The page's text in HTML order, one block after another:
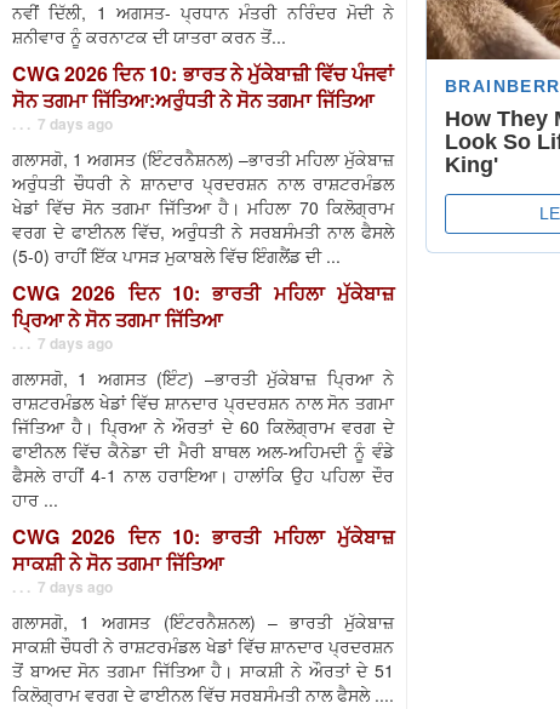
ਨਵੀਂ ਦਿੱਲੀ, 1 ਅਗਸਤ- ਪ੍ਰਧਾਨ ਮੰਤਰੀ ਨਰਿੰਦਰ ਮੋਦੀ ਨੇ
ਸ਼ਨੀਵਾਰ ਨੂੰ ਕਰਨਾਟਕ ਦੀ ਯਾਤਰਾ ਕਰਨ ਤੋਂ...
CWG 2026 ਦਿਨ 10: ਭਾਰਤ ਨੇ ਮੁੱਕੇਬਾਜ਼ੀ ਵਿੱਚ ਪੰਜਵਾਂ
ਸੋਨ ਤਗਮਾ ਜਿੱਤਿਆ:ਅਰੁੰਧਤੀ ਨੇ ਸੋਨ ਤਗਮਾ ਜਿੱਤਿਆ
. . . 7 days ago
ਗਲਾਸਗੋ, 1 ਅਗਸਤ (ਇੰਟਰਨੈਸ਼ਨਲ) –ਭਾਰਤੀ ਮਹਿਲਾ ਮੁੱਕੇਬਾਜ਼
ਅਰੁੰਧਤੀ ਚੌਧਰੀ ਨੇ ਸ਼ਾਨਦਾਰ ਪ੍ਰਦਰਸ਼ਨ ਨਾਲ ਰਾਸ਼ਟਰਮੰਡਲ
ਖੇਡਾਂ ਵਿੱਚ ਸੋਨ ਤਗਮਾ ਜਿੱਤਿਆ ਹੈ। ਮਹਿਲਾ 70 ਕਿਲੋਗ੍ਰਾਮ
ਵਰਗ ਦੇ ਫਾਈਨਲ ਵਿੱਚ, ਅਰੁੰਧਤੀ ਨੇ ਸਰਬਸੰਮਤੀ ਨਾਲ ਫੈਸਲੇ
(5-0) ਰਾਹੀਂ ਇੱਕ ਪਾਸੜ ਮੁਕਾਬਲੇ ਵਿੱਚ ਇੰਗਲੈਂਡ ਦੀ ...
CWG 2026 ਦਿਨ 10: ਭਾਰਤੀ ਮਹਿਲਾ ਮੁੱਕੇਬਾਜ਼
ਪ੍ਰਿਆ ਨੇ ਸੋਨ ਤਗਮਾ ਜਿੱਤਿਆ
. . . 7 days ago
ਗਲਾਸਗੋ, 1 ਅਗਸਤ (ਇੰਟ) –ਭਾਰਤੀ ਮੁੱਕੇਬਾਜ਼ ਪ੍ਰਿਆ ਨੇ
ਰਾਸ਼ਟਰਮੰਡਲ ਖੇਡਾਂ ਵਿੱਚ ਸ਼ਾਨਦਾਰ ਪ੍ਰਦਰਸ਼ਨ ਨਾਲ ਸੋਨ ਤਗਮਾ
ਜਿੱਤਿਆ ਹੈ। ਪ੍ਰਿਆ ਨੇ ਔਰਤਾਂ ਦੇ 60 ਕਿਲੋਗ੍ਰਾਮ ਵਰਗ ਦੇ
ਫਾਈਨਲ ਵਿੱਚ ਕੈਨੇਡਾ ਦੀ ਮੈਰੀ ਬਾਥਲ ਅਲ-ਅਹਿਮਦੀ ਨੂੰ ਵੰਡੇ
ਫੈਸਲੇ ਰਾਹੀਂ 4-1 ਨਾਲ ਹਰਾਇਆ। ਹਾਲਾਂਕਿ ਉਹ ਪਹਿਲਾ ਦੌਰ
ਹਾਰ ...
CWG 2026 ਦਿਨ 10: ਭਾਰਤੀ ਮਹਿਲਾ ਮੁੱਕੇਬਾਜ਼
ਸਾਕਸ਼ੀ ਨੇ ਸੋਨ ਤਗਮਾ ਜਿੱਤਿਆ
. . . 7 days ago
ਗਲਾਸਗੋ, 1 ਅਗਸਤ (ਇੰਟਰਨੈਸ਼ਨਲ) – ਭਾਰਤੀ ਮੁੱਕੇਬਾਜ਼
ਸਾਕਸ਼ੀ ਚੌਧਰੀ ਨੇ ਰਾਸ਼ਟਰਮੰਡਲ ਖੇਡਾਂ ਵਿੱਚ ਸ਼ਾਨਦਾਰ ਪ੍ਰਦਰਸ਼ਨ
ਤੋਂ ਬਾਅਦ ਸੋਨ ਤਗਮਾ ਜਿੱਤਿਆ ਹੈ। ਸਾਕਸ਼ੀ ਨੇ ਔਰਤਾਂ ਦੇ 51
ਕਿਲੋਗ੍ਰਾਮ ਵਰਗ ਦੇ ਫਾਈਨਲ ਵਿੱਚ ਸਰਬਸੰਮਤੀ ਨਾਲ ਫੈਸਲੇ ....